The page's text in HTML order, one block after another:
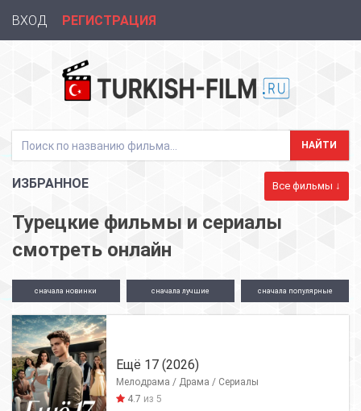
ВХОД РЕГИСТРАЦИЯ
ИЗБРАННОЕ Все фильмы ↓
Турецкие фильмы и сериалы
смотреть онлайн
сначала новинки сначала лучшие сначала популярные
Ещё 17 (2026)
Мелодрама / Драма / Сериалы
4.7 из 5